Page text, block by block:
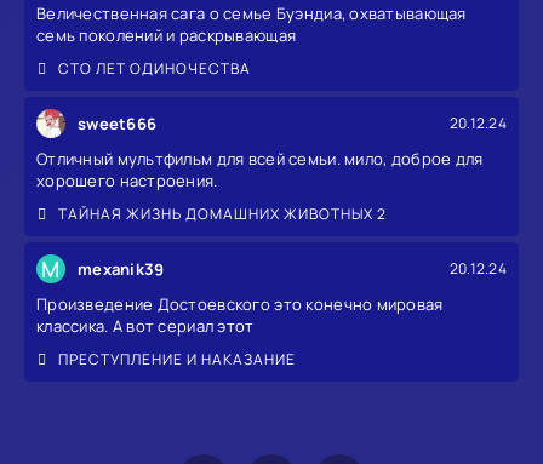
Величественная сага о семье Буэндиа, охватывающая
семь поколений и раскрывающая
СТО ЛЕТ ОДИНОЧЕСТВА
sweet666 20.12.24
Отличный мультфильм для всей семьи. мило, доброе для
хорошего настроения.
ТАЙНАЯ ЖИЗНЬ ДОМАШНИХ ЖИВОТНЫХ 2
M mexanik39 20.12.24
Произведение Достоевского это конечно мировая
классика. А вот сериал этот
ПРЕСТУПЛЕНИЕ И НАКАЗАНИЕ